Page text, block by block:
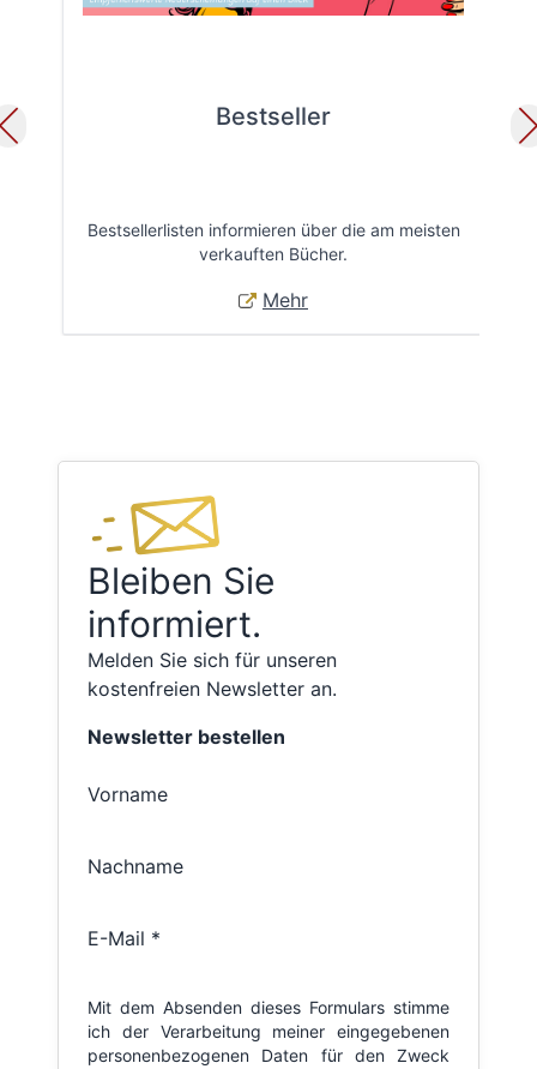
Bestseller
Bestsellerlisten informieren über die am meisten
verkauften Bücher.
Mehr
Bleiben Sie
informiert.
Melden Sie sich für unseren
kostenfreien Newsletter an.